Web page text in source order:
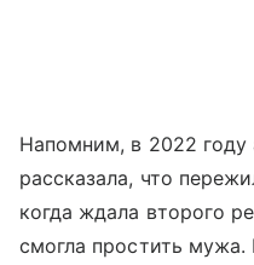
Напомним, в 2022 году
рассказала, что
когда ждала второго
смогла простить